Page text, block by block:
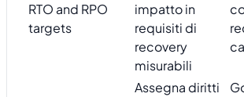
RTO and RPO
targets
impatto in
requisiti di
recovery
misurabili
Assegna diritti